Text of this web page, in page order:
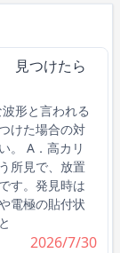
見つけたら
形と言われる
けた場合の対
。 A．高カリ
所見で、放置
す。発見時は
電極の貼付状
2026/7/30